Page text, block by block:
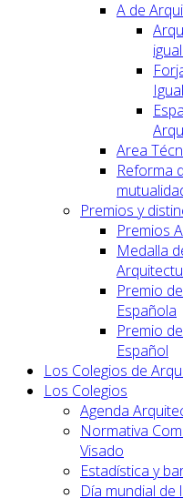
A de
Area
Reforma
Premios y
Premios
Medalla
Premio
Española
Premio
Español
Los Colegios de
Los Colegios
Agenda
Normativa
Visado
Estadística y
Día mundial de